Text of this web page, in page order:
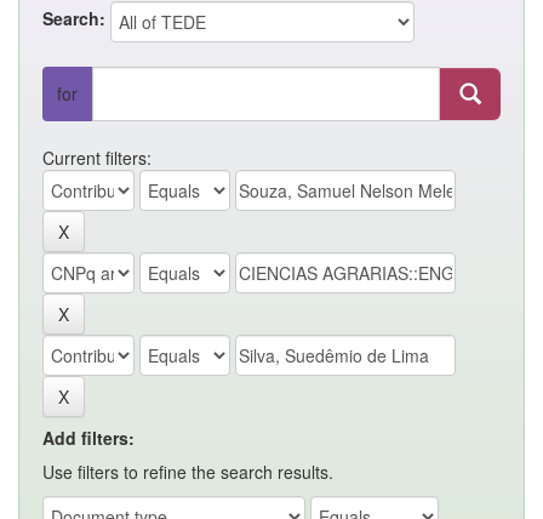
Search:
for
Current filters:
Add filters:
Use filters to refine the search results.